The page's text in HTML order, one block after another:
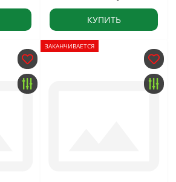
КУПИТЬ
ЗАКАНЧИВАЕТСЯ